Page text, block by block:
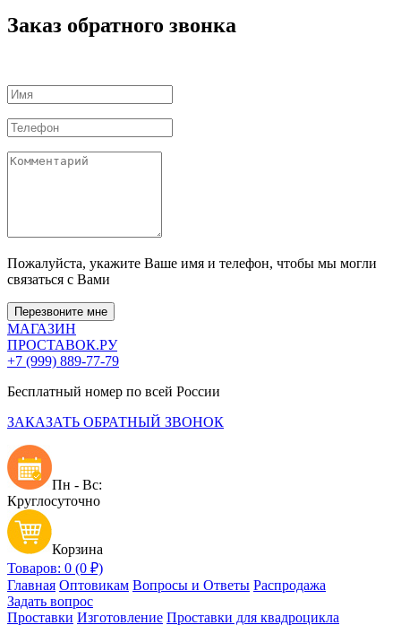
Заказ обратного звонка
Пожалуйста, укажите Ваше имя и телефон, чтобы мы могли
связаться с Вами
Перезвоните мне
МАГАЗИН
ПРОСТАВОК.РУ
+7 (999) 889-77-79
Бесплатный номер по всей России
ЗАКАЗАТЬ ОБРАТНЫЙ ЗВОНОК
Пн - Вс:
Круглосуточно
Корзина
Товаров: 0 (0 ₽)
Главная Оптовикам Вопросы и Ответы Распродажа
Задать вопрос
Проставки Изготовление Проставки для квадроцикла